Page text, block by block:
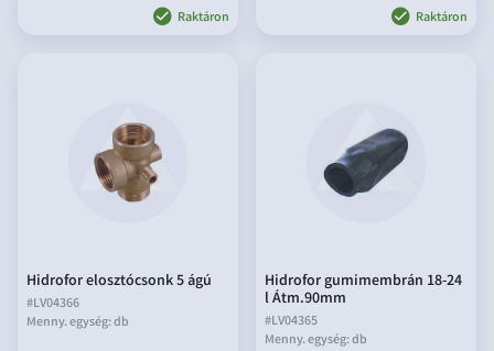
Raktáron Raktáron
Hidrofor elosztócsonk 5 ágú
#LV04366
Menny. egység:db
Hidrofor gumimembrán 18-24
l Átm.90mm
#LV04365
Menny. egység:db